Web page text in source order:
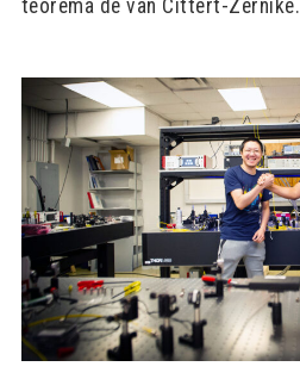
teorema de van Cittert-Zernike.